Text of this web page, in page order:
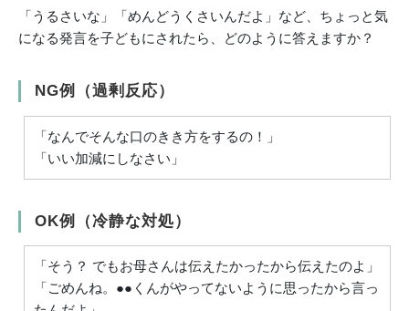
「うるさいな」「めんどうくさいんだよ」など、ちょっと気
になる発言を子どもにされたら、どのように答えますか？
NG例（過剰反応）
「なんでそんな口のきき方をするの！」
「いい加減にしなさい」
OK例（冷静な対処）
「そう？ でもお母さんは伝えたかったから伝えたのよ」
「ごめんね。●●くんがやってないように思ったから言っ